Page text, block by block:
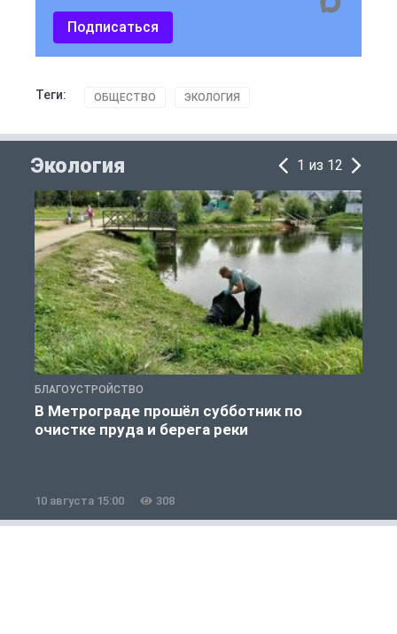
Подписаться
Теги: ОБЩЕСТВО ЭКОЛОГИЯ
Экология 1 из 12
БЛАГОУСТРОЙСТВО
В Метрограде прошёл субботник по
очистке пруда и берега реки
10 августа 15:00 308